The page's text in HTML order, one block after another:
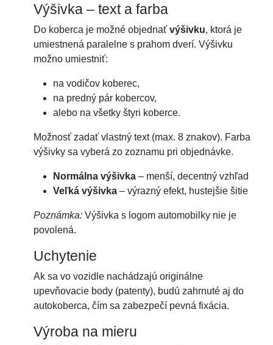
Výšivka – text a farba
Do koberca je možné objednať výšivku, ktorá je
umiestnená paralelne s prahom dverí. Výšivku
možno umiestniť:
na vodičov koberec,
na predný pár kobercov,
alebo na všetky štyri koberce.
Možnosť zadať vlastný text (max. 8 znakov). Farba
výšivky sa vyberá zo zoznamu pri objednávke.
Normálna výšivka– menší, decentný vzhľad
Veľká výšivka– výrazný efekt, hustejšie šitie
Poznámka:Výšivka s logom automobilky nie je
povolená.
Uchytenie
Ak sa vo vozidle nachádzajú originálne
upevňovacie body (patenty), budú zahrnuté aj do
autokoberca, čím sa zabezpečí pevná fixácia.
Výroba na mieru